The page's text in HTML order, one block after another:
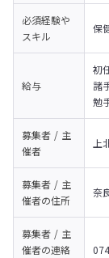
必須経験や
スキル
保
給与
初
諸
勉
募集者 / 主
催者
上
募集者 / 主
催者の住所
奈
募集者 / 主
催者の連絡